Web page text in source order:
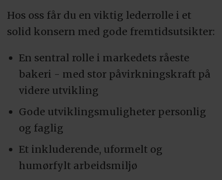
Hos oss får du en viktig lederrolle i et
solid konsern med gode fremtidsutsikter:
En sentral rolle i markedets råeste
bakeri - med stor påvirkningskraft på
videre utvikling
Gode utviklingsmuligheter personlig
og faglig
Et inkluderende, uformelt og
humørfylt arbeidsmiljø